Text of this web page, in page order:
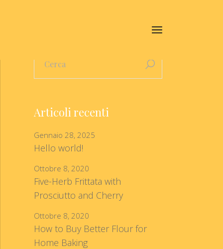
Articoli recenti
Hello world!
Gennaio 28, 2025
Five-Herb Frittata with
Prosciutto and Cherry
Ottobre 8, 2020
How to Buy Better Flour for
Home Baking
Ottobre 8, 2020